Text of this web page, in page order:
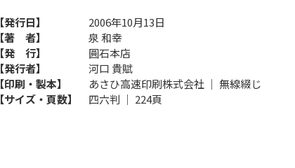
【発行日】
2006年10月13日
【著 者】
泉 和幸
【発 行】
圓石本店
【発行者】
河口 貴賦
【印刷・製本】
あさひ高速印刷株式会社 ｜ 無線綴じ
【サイズ・頁数】
四六判 ｜ 224頁